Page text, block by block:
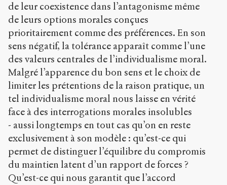
de leur coexistence dans l’antagonisme même
de leurs options morales conçues
prioritairement comme des préférences. En son
sens négatif, la tolérance apparaît comme l’une
des valeurs centrales de l’individualisme moral.
Malgré l’apparence du bon sens et le choix de
limiter les prétentions de la raison pratique, un
tel individualisme moral nous laisse en vérité
face à des interrogations morales insolubles
- aussi longtemps en tout cas qu’on en reste
exclusivement à son modèle : qu’est-ce qui
permet de distinguer l’équilibre du compromis
du maintien latent d’un rapport de forces ?
Qu’est-ce qui nous garantit que l’accord